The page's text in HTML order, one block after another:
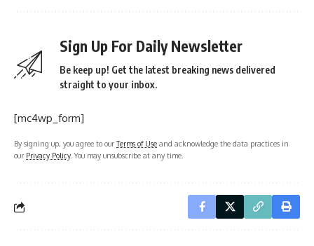
Sign Up For Daily Newsletter
Be keep up! Get the latest breaking news delivered
straight to your inbox.
[mc4wp_form]
By signing up, you agree to ourTerms of Use and acknowledge the data practices in
our Privacy Policy. You may unsubscribe at any time.